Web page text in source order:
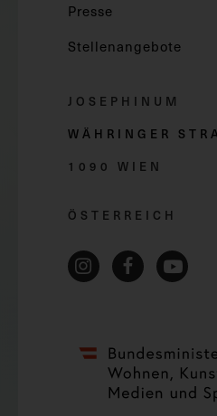
Presse
Stellenangebote
JOSEPHINUM
WÄHRINGER
1090 WIEN
ÖSTERREICH